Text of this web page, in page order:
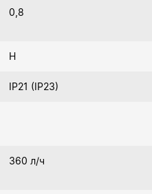
0,8
Н
IP21 (IP23)
360 л/ч